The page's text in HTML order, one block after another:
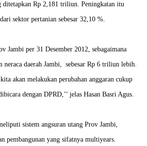
Rp 2,181 triliun. Peningkatan itu
sektor pertanian sebesar 32,10 %.
Jambi per 31 Desember 2012, sebagaimana
neraca daerah Jambi, sebesar Rp 6 triliun lebih.
akan melakukan perubahan anggaran cukup
dengan DPRD,’’ jelas Hasan Basri Agus.
sistem angsuran utang Prov Jambi,
pembangunan yang sifatnya multiyears.